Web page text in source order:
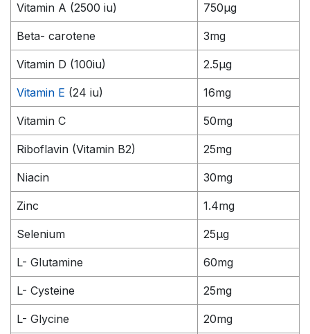
Vitamin A (2500 iu) 750µg
Beta- carotene 3mg
Vitamin D (100iu) 2.5µg
Vitamin E (24 iu) 16mg
Vitamin C 50mg
Riboflavin (Vitamin B2) 25mg
Niacin 30mg
Zinc 1.4mg
Selenium 25µg
L- Glutamine 60mg
L- Cysteine 25mg
L- Glycine 20mg